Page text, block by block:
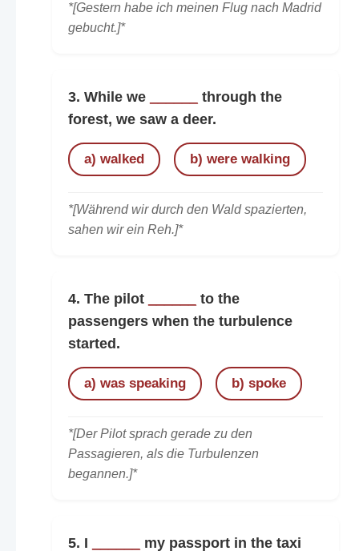
*[Gestern habe ich meinen Flug nach Madrid
gebucht.]*
3. While we
through the
forest, we saw a deer.
a) walked b) were walking
*[Während wir durch den Wald spazierten,
sahen wir ein Reh.]*
4. The pilot
to the
passengers when the turbulence
started.
a) was speaking b) spoke
*[Der Pilot sprach gerade zu den
Passagieren, als die Turbulenzen
begannen.]*
5. I
my passport in the taxi